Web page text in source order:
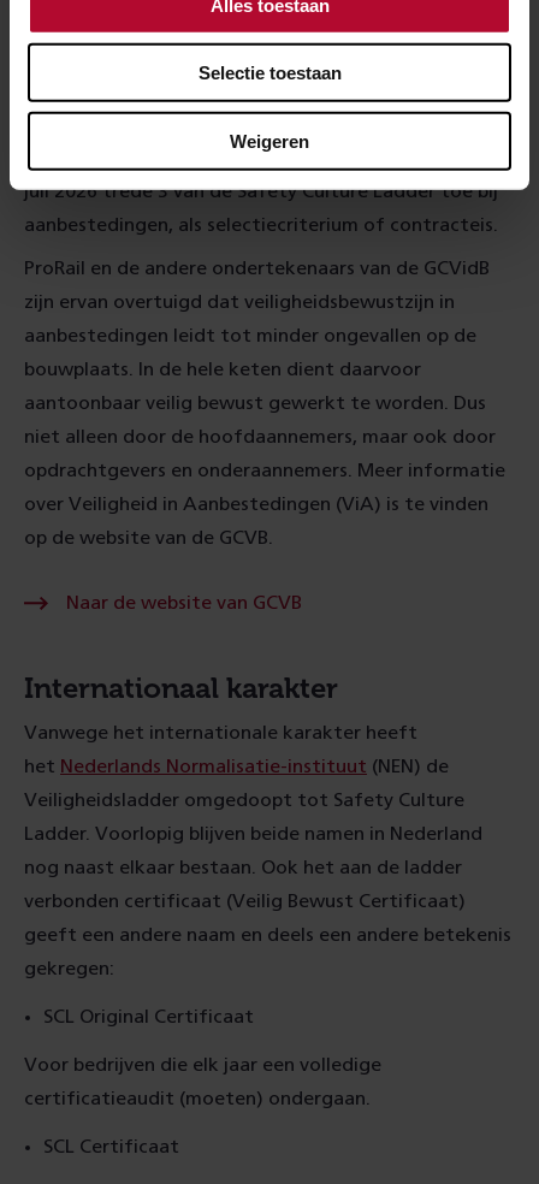
Alles toestaan
Selectie toestaan
Weigeren
installatiesector. De ondertekenaars passen vanaf 1
juli 2026 trede 3 van de Safety Culture Ladder toe bij
aanbestedingen, als selectiecriterium of contracteis.
ProRail en de andere ondertekenaars van de GCVidB
zijn ervan overtuigd dat veiligheidsbewustzijn in
aanbestedingen leidt tot minder ongevallen op de
bouwplaats. In de hele keten dient daarvoor
aantoonbaar veilig bewust gewerkt te worden. Dus
niet alleen door de hoofdaannemers, maar ook door
opdrachtgevers en onderaannemers. Meer informatie
over Veiligheid in Aanbestedingen (ViA) is te vinden
op de website van de GCVB.
Naar de website van GCVB
GCVB
Internationaal karakter
Vanwege het internationale karakter heeft
het Nederlands Normalisatie-instituut (NEN) de
Veiligheidsladder omgedoopt tot Safety Culture
Ladder. Voorlopig blijven beide namen in Nederland
nog naast elkaar bestaan. Ook het aan de ladder
verbonden certificaat (Veilig Bewust Certificaat)
geeft een andere naam en deels een andere betekenis
gekregen:
SCL Original Certificaat
Voor bedrijven die elk jaar een volledige
certificatieaudit (moeten) ondergaan.
SCL Certificaat